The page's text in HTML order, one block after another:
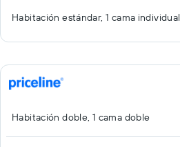
Habitación estándar, 1 cama individual
Habitación doble, 1 cama doble